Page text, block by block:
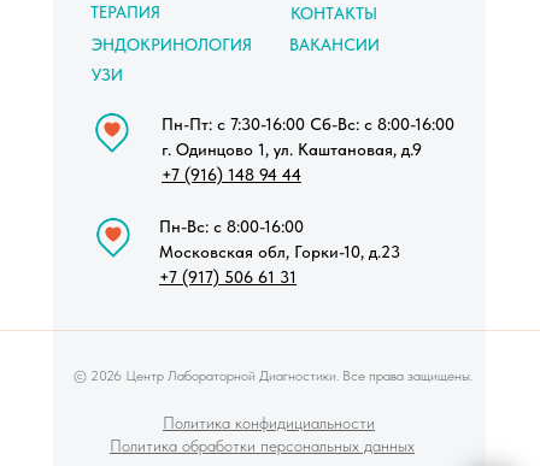
© 2026 Центр Лабораторной Диагностики. Все права защищены.
ВАКАНСИИ
КОНТАКТЫ
УЗИ
Пн-Вс: с 8:00-16:00
Московская обл, Горки-10, д.23
+7 (917) 506 61 31
Политика обработки персональных данных
Политика конфидициальности
ЭНДОКРИНОЛОГИЯ
ТЕРАПИЯ
Пн-Пт: с 7:30-16:00 Сб-Вс: с 8:00-16:00
г. Одинцово 1, ул. Каштановая, д.9
+7 (916) 148 94 44